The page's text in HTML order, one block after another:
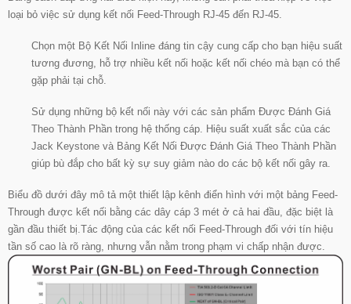
loại bỏ việc sử dụng kết nối Feed-Through RJ-45 đến RJ-45.
Chọn một Bộ Kết Nối Inline đáng tin cậy cung cấp cho bạn hiệu suất
tương đương, hỗ trợ nhiều kết nối hoặc kết nối chéo mà bạn có thể
gặp phải tại chỗ.
Sử dụng những bộ kết nối này với các sản phẩm Được Đánh Giá
Theo Thành Phần trong hệ thống cáp. Hiệu suất xuất sắc của các
Jack Keystone và Bảng Kết Nối Được Đánh Giá Theo Thành Phần
giúp bù đắp cho bất kỳ sự suy giảm nào do các bộ kết nối gây ra.
Biểu đồ dưới đây mô tả một thiết lập kênh điển hình với một bảng Feed-
Through được kết nối bằng các dây cáp 3 mét ở cả hai đầu, đặc biệt là
gần đầu thiết bị.Tác động của các kết nối Feed-Through đối với tín hiệu
tần số cao là rõ ràng, nhưng vẫn nằm trong phạm vi chấp nhận được.